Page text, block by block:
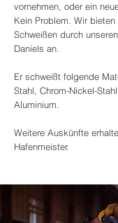
vornehmen, oder ein
Kein Problem. Wir
Schweißen durch
Daniels an.
Er schweißt folgende
Stahl, Chrom-Nickel-
Aluminium.
Weitere Auskünfte
Hafenmeister.